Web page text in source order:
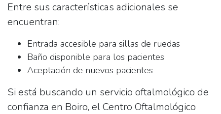
Entre sus características adicionales se
encuentran:
Entrada accesible para sillas de ruedas
Baño disponible para los pacientes
Aceptación de nuevos pacientes
Si está buscando un servicio oftalmológico de
confianza en Boiro, elCentro Oftalmológico